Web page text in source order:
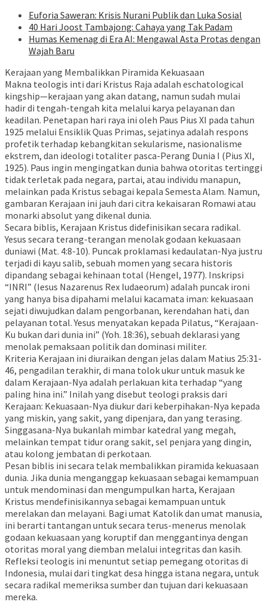
Euforia Saweran: Krisis Nurani Publik dan Luka Sosial
40 Hari Joost Tambajong: Cahaya yang Tak Padam
Humas Kemenag di Era AI: Mengawal Asta Protas dengan
Wajah Baru
Kerajaan yang Membalikkan Piramida Kekuasaan
Makna teologis inti dari Kristus Raja adalah eschatological
kingship—kerajaan yang akan datang, namun sudah mulai
hadir di tengah-tengah kita melalui karya pelayanan dan
keadilan. Penetapan hari raya ini oleh Paus Pius XI pada tahun
1925 melalui Ensiklik Quas Primas, sejatinya adalah respons
profetik terhadap kebangkitan sekularisme, nasionalisme
ekstrem, dan ideologi totaliter pasca-Perang Dunia I (Pius XI,
1925). Paus ingin mengingatkan dunia bahwa otoritas tertinggi
tidak terletak pada negara, partai, atau individu manapun,
melainkan pada Kristus sebagai kepala Semesta Alam. Namun,
gambaran Kerajaan ini jauh dari citra kekaisaran Romawi atau
monarki absolut yang dikenal dunia.
Secara biblis, Kerajaan Kristus didefinisikan secara radikal.
Yesus secara terang-terangan menolak godaan kekuasaan
duniawi (Mat. 4:8-10). Puncak proklamasi kedaulatan-Nya justru
terjadi di kayu salib, sebuah momen yang secara historis
dipandang sebagai kehinaan total (Hengel, 1977). Inskripsi
“INRI” (Iesus Nazarenus Rex Iudaeorum) adalah puncak ironi
yang hanya bisa dipahami melalui kacamata iman: kekuasaan
sejati diwujudkan dalam pengorbanan, kerendahan hati, dan
pelayanan total. Yesus menyatakan kepada Pilatus, “Kerajaan-
Ku bukan dari dunia ini” (Yoh. 18:36), sebuah deklarasi yang
menolak pemaksaan politik dan dominasi militer.
Kriteria Kerajaan ini diuraikan dengan jelas dalam Matius 25:31-
46, pengadilan terakhir, di mana tolok ukur untuk masuk ke
dalam Kerajaan-Nya adalah perlakuan kita terhadap “yang
paling hina ini.” Inilah yang disebut teologi praksis dari
Kerajaan: Kekuasaan-Nya diukur dari keberpihakan-Nya kepada
yang miskin, yang sakit, yang dipenjara, dan yang terasing.
Singgasana-Nya bukanlah mimbar katedral yang megah,
melainkan tempat tidur orang sakit, sel penjara yang dingin,
atau kolong jembatan di perkotaan.
Pesan biblis ini secara telak membalikkan piramida kekuasaan
dunia. Jika dunia menganggap kekuasaan sebagai kemampuan
untuk mendominasi dan mengumpulkan harta, Kerajaan
Kristus mendefinisikannya sebagai kemampuan untuk
merelakan dan melayani. Bagi umat Katolik dan umat manusia,
ini berarti tantangan untuk secara terus-menerus menolak
godaan kekuasaan yang koruptif dan menggantinya dengan
otoritas moral yang diemban melalui integritas dan kasih.
Refleksi teologis ini menuntut setiap pemegang otoritas di
Indonesia, mulai dari tingkat desa hingga istana negara, untuk
secara radikal memeriksa sumber dan tujuan dari kekuasaan
mereka.